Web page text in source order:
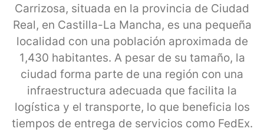
Carrizosa, situada en la provincia de Ciudad
Real, en Castilla-La Mancha, es una pequeña
localidad con una población aproximada de
1,430 habitantes. A pesar de su tamaño, la
ciudad forma parte de una región con una
infraestructura adecuada que facilita la
logística y el transporte, lo que beneficia los
tiempos de entrega de servicios como FedEx.